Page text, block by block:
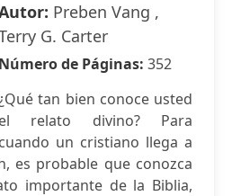
Preben Vang ,
G. Carter
Número de Páginas: 352
tan bien conoce usted
el relato divino? Para
cuando un cristiano llega a
es probable que conozca
importante de la Biblia,